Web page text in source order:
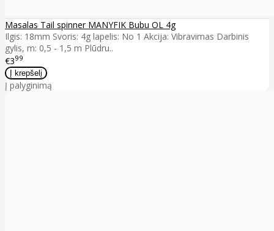
Masalas Tail spinner MANYFIK Bubu OL 4g
Ilgis: 18mm Svoris: 4g lapelis: No 1 Akcija: Vibravimas Darbinis
gylis, m: 0,5 - 1,5 m Plūdru..
€399
Į palyginimą